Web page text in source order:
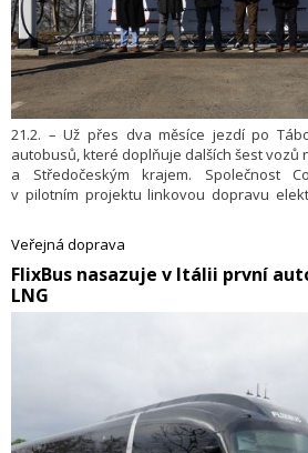
21.2. – Už přes dva měsíce jezdí po
autobusů, které doplňuje dalších šest vozů
a Středočeským krajem. Společnost
v pilotním projektu linkovou dopravu
téměř milion kilometrů a převést více
Klíčovou infrastrukturu pro dobíjení
společnost E.ON Energie.
Veřejná doprava
​FlixBus nasazuje v Itálii první
LNG